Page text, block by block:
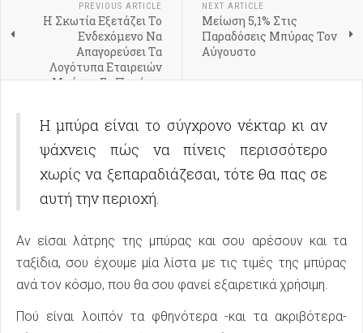
PREVIOUS ARTICLE
Η Σκωτία Εξετάζει Το
Ενδεχόμενο Να
Απαγορεύσει Τα
Λογότυπα Εταιρειών
Μπύρας Σε Ποτήρια
NEXT ARTICLE
Μείωση 5,1% Στις
Παραδόσεις Μπύρας Τον
Αύγουστο
Η μπύρα είναι το σύγχρονο νέκταρ κι αν
ψάχνεις πώς να πίνεις περισσότερο
χωρίς να ξεπαραδιάζεσαι, τότε θα πας σε
αυτή την περιοχή.
Αν είσαι λάτρης της μπύρας και σου αρέσουν και τα
ταξίδια, σου έχουμε μία λίστα με τις τιμές της μπύρας
ανά τον κόσμο, που θα σου φανεί εξαιρετικά χρήσιμη.
Πού είναι λοιπόν τα φθηνότερα -και τα ακριβότερα-